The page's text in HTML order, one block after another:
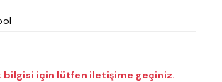
bilgisi için lütfen iletişime geçiniz.